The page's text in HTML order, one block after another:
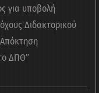
για υποβολή
Διδακτορικού
ΔΠΘ”